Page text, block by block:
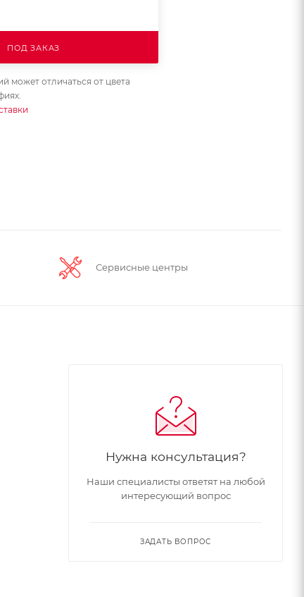
ПОД ЗАКАЗ
может отличаться от цвета
Сервисные центры
Нужна консультация?
Наши специалисты ответят на любой
интересующий вопрос
ЗАДАТЬ ВОПРОС